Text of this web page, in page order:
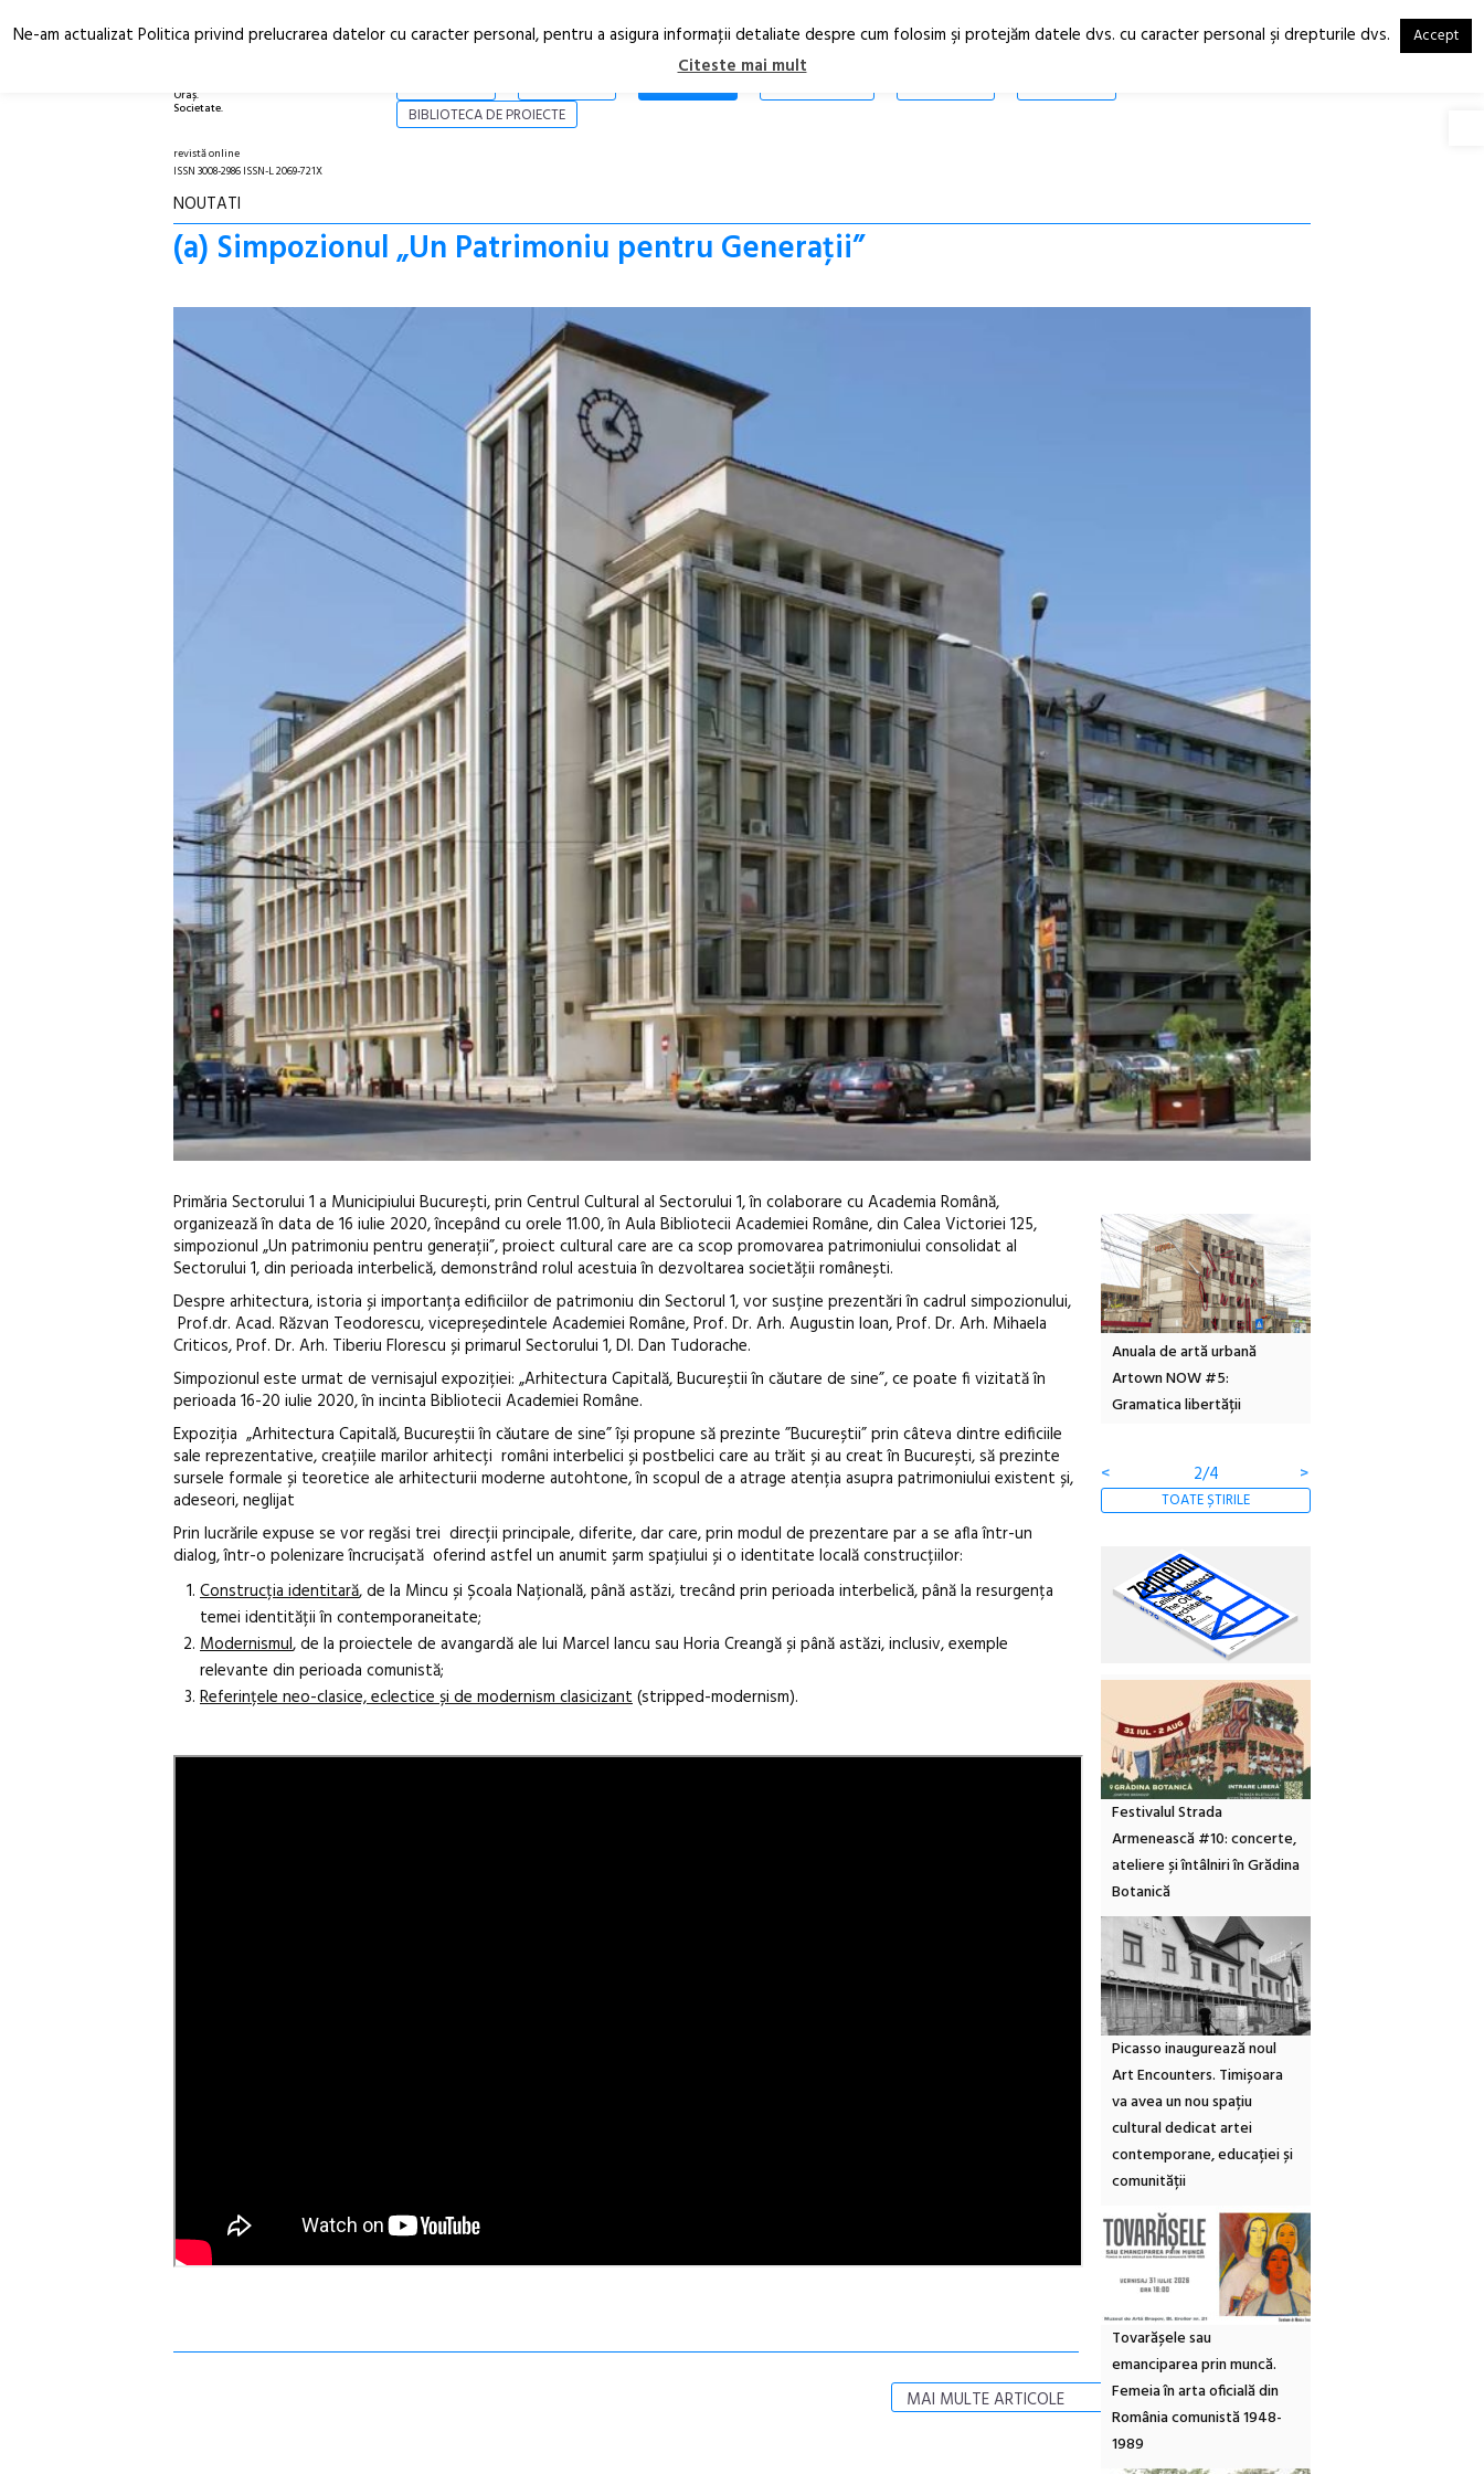
Oraș.
Societate.
RO
EN
STIRI
BIBLIOTECA DE PROIECTE
revistă online
ISSN 3008-2986 ISSN-L 2069-721X
NOUTATI
(a) Simpozionul „Un Patrimoniu pentru Generaţii”
Primăria Sectorului 1 a Municipiului București, prin Centrul Cultural al Sectorului 1, în colaborare cu Academia Română,
organizează în data de 16 iulie 2020, începând cu orele 11.00, în Aula Bibliotecii Academiei Române, din Calea Victoriei 125,
simpozionul „Un patrimoniu pentru generații”, proiect cultural care are ca scop promovarea patrimoniului consolidat al
Sectorului 1, din perioada interbelică, demonstrând rolul acestuia în dezvoltarea societăţii românești.
Despre arhitectura, istoria și importanța edificiilor de patrimoniu din Sectorul 1, vor susține prezentări în cadrul simpozionului,
Prof.dr. Acad. Răzvan Teodorescu, vicepreședintele Academiei Române, Prof. Dr. Arh. Augustin Ioan, Prof. Dr. Arh. Mihaela
Criticos, Prof. Dr. Arh. Tiberiu Florescu și primarul Sectorului 1, Dl. Dan Tudorache.
Simpozionul este urmat de vernisajul expoziției: „Arhitectura Capitală, Bucureștii în căutare de sine”, ce poate fi vizitată în
perioada 16-20 iulie 2020, în incinta Bibliotecii Academiei Române.
Expoziția „Arhitectura Capitală, Bucureștii în căutare de sine” își propune să prezinte ”Bucureștii” prin câteva dintre edificiile
sale reprezentative, creațiile marilor arhitecți români interbelici și postbelici care au trăit și au creat în București, să prezinte
sursele formale și teoretice ale arhitecturii moderne autohtone, în scopul de a atrage atenția asupra patrimoniului existent și,
adeseori, neglijat
Prin lucrările expuse se vor regăsi trei direcții principale, diferite, dar care, prin modul de prezentare par a se afla într-un
dialog, într-o polenizare încrucișată oferind astfel un anumit șarm spațiului și o identitate locală construcțiilor:
Construcția identitară, de la Mincu și Școala Națională, până astăzi, trecând prin perioada interbelică, până la resurgența
temei identității în contemporaneitate;
Modernismul, de la proiectele de avangardă ale lui Marcel Iancu sau Horia Creangă și până astăzi, inclusiv, exemple
relevante din perioada comunistă;
Referințele neo-clasice, eclectice și de modernism clasicizant(stripped-modernism).
MAI MULTE ARTICOLE
Awards 2026
Anuala de artă urbană
Artown NOW #5:
Gramatica libertății
Festivalul Cinemascop
revine la Eforie Sud cu a IX-a
ediție
<
3/4 >
TOATE ȘTIRILE
Festivalul Strada
Armenească #10: concerte,
ateliere și întâlniri în Grădina
Botanică
Picasso inaugurează noul
Art Encounters. Timișoara
va avea un nou spațiu
cultural dedicat artei
contemporane, educației și
comunității
Tovarășele sau
emanciparea prin muncă.
Femeia în arta oficială din
România comunistă 1948-
1989
Ne-am actualizat Politica privind prelucrarea datelor cu caracter personal, pentru a asigura informaţii detaliate despre cum folosim şi protejăm datele dvs. cu caracter personal şi drepturile dvs. Accept
Citeste mai mult